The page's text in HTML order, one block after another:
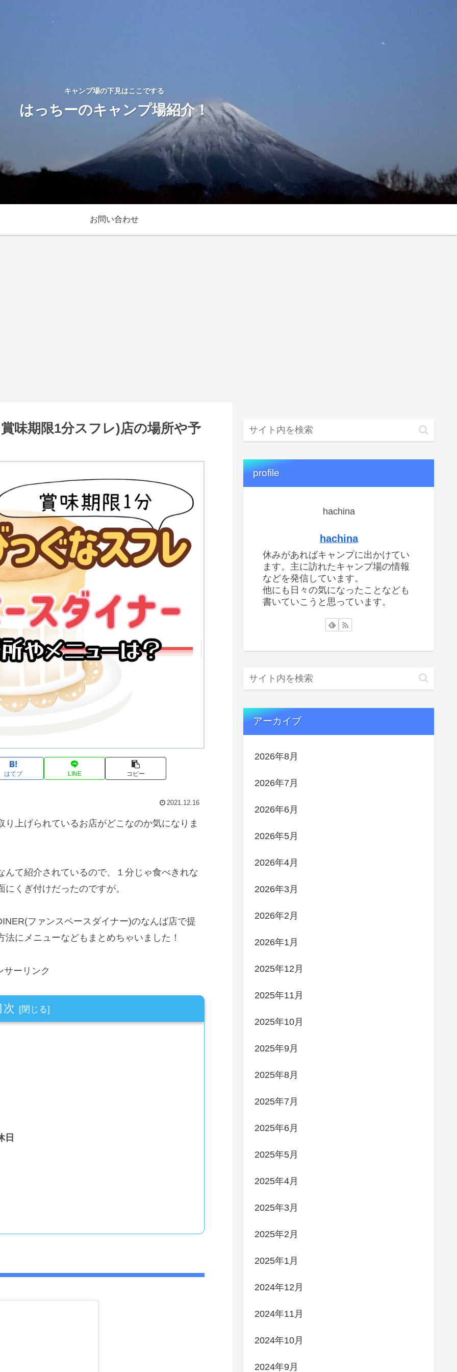
キャンプ場の下見はここでする
はっちーのキャンプ場紹介！
お問い合わせ
味期限1分スフレ)店の場所や予
はてブ LINE コピー
2021.12.16
上げられているお店がどこなのか気になりま
て紹介されているので、１分じゃ食べきれな
くぎ付けだったのですが。
ファンスペースダイナー)のなんば店で提
にメニューなどもまとめちゃいました！
サーリンク
次
日
profile
hachina
hachina
休みがあればキャンプに出かけてい
ます。主に訪れたキャンプ場の情報
などを発信しています。
他にも日々の気になったことなども
書いていこうと思っています。
アーカイブ
2026年8月
2026年7月
2026年6月
2026年5月
2026年4月
2026年3月
2026年2月
2026年1月
2025年12月
2025年11月
2025年10月
2025年9月
2025年8月
2025年7月
2025年6月
2025年5月
2025年4月
2025年3月
2025年2月
2025年1月
2024年12月
2024年11月
2024年10月
2024年9月